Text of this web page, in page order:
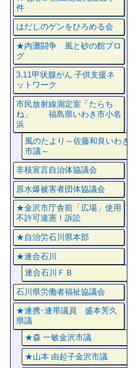
件
はだしのゲンをひろめる会
★内灘闘争 風と砂の館ブロ
グ
3.11甲状腺がん 子供支援ネ
ットワーク
市民放射線測定室「たらち
ね」 福島県いわき市小名
浜
風のたより～佐藤和良いわき
市議～
非核宣言自治体協議会
原水爆被害者団体協議会
★金沢市庁舎前「広場」使用
不許可違憲！訴訟
★自治労石川県本部
★連合石川
連合石川ＦＢ
石川県労働者福祉協議会
★連携･連帯議員 盛本芳久
県議
★森 一敏金沢市議
★山本 由起子金沢市議